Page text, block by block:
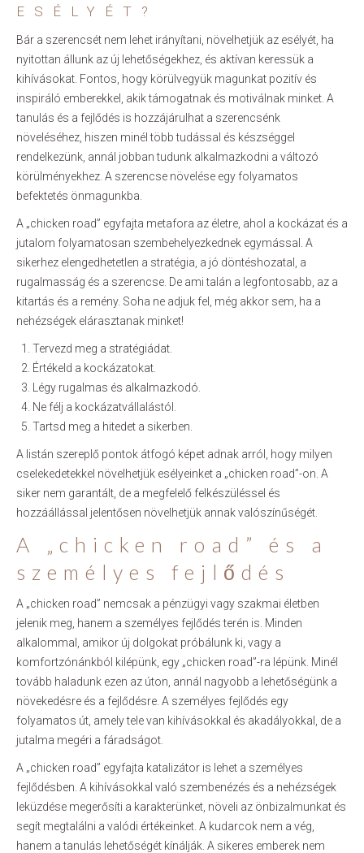
ESÉLYÉT?
Bár a szerencsét nem lehet irányítani, növelhetjük az esélyét, ha
nyitottan állunk az új lehetőségekhez, és aktívan keressük a
kihívásokat. Fontos, hogy körülvegyük magunkat pozitív és
inspiráló emberekkel, akik támogatnak és motiválnak minket. A
tanulás és a fejlődés is hozzájárulhat a szerencsénk
növeléséhez, hiszen minél több tudással és készséggel
rendelkezünk, annál jobban tudunk alkalmazkodni a változó
körülményekhez. A szerencse növelése egy folyamatos
befektetés önmagunkba.
A „chicken road” egyfajta metafora az életre, ahol a kockázat és a
jutalom folyamatosan szembehelyezkednek egymással. A
sikerhez elengedhetetlen a stratégia, a jó döntéshozatal, a
rugalmasság és a szerencse. De ami talán a legfontosabb, az a
kitartás és a remény. Soha ne adjuk fel, még akkor sem, ha a
nehézségek elárasztanak minket!
Tervezd meg a stratégiádat.
Értékeld a kockázatokat.
Légy rugalmas és alkalmazkodó.
Ne félj a kockázatvállalástól.
Tartsd meg a hitedet a sikerben.
A listán szereplő pontok átfogó képet adnak arról, hogy milyen
cselekedetekkel növelhetjük esélyeinket a „chicken road”-on. A
siker nem garantált, de a megfelelő felkészüléssel és
hozzáállással jelentősen növelhetjük annak valószínűségét.
A „chicken road” és a
személyes fejlődés
A „chicken road” nemcsak a pénzügyi vagy szakmai életben
jelenik meg, hanem a személyes fejlődés terén is. Minden
alkalommal, amikor új dolgokat próbálunk ki, vagy a
komfortzónánkból kilépünk, egy „chicken road”-ra lépünk. Minél
tovább haladunk ezen az úton, annál nagyobb a lehetőségünk a
növekedésre és a fejlődésre. A személyes fejlődés egy
folyamatos út, amely tele van kihívásokkal és akadályokkal, de a
jutalma megéri a fáradságot.
A „chicken road” egyfajta katalizátor is lehet a személyes
fejlődésben. A kihívásokkal való szembenézés és a nehézségek
leküzdése megerősíti a karakterünket, növeli az önbizalmunkat és
segít megtalálni a valódi értékeinket. A kudarcok nem a vég,
hanem a tanulás lehetőségét kínálják. A sikeres emberek nem